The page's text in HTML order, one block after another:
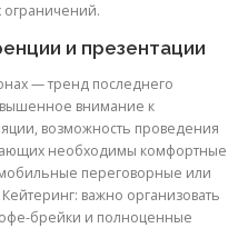
и презентации
— тренд последнего
внимание к
возможность проведения
необходимы комфортные
переговорные или
важно организовать
брейки и полноценные